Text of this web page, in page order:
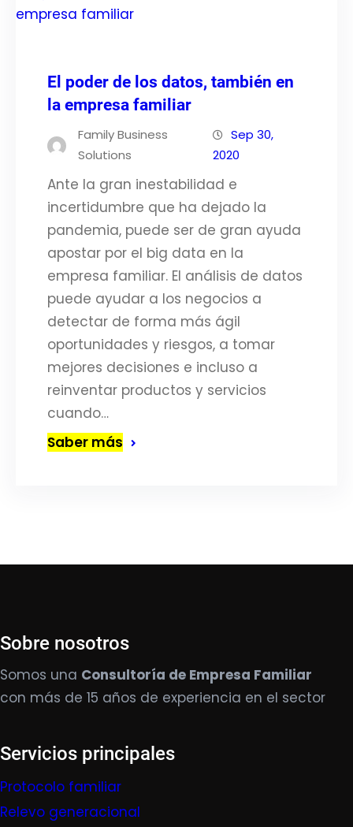
El poder de los datos, también en
la empresa familiar
Family Business
Solutions
Sep 30,
2020
Ante la gran inestabilidad e
incertidumbre que ha dejado la
pandemia, puede ser de gran ayuda
apostar por el big data en la
empresa familiar. El análisis de datos
puede ayudar a los negocios a
detectar de forma más ágil
oportunidades y riesgos, a tomar
mejores decisiones e incluso a
reinventar productos y servicios
cuando…
Saber más
Sobre nosotros
Somos una Consultoría de Empresa Familiar
con más de 15 años de experiencia en el sector
Servicios principales
Protocolo familiar
Relevo generacional